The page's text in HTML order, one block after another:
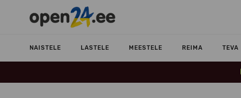
NAISTELE LASTELE MEESTELE REIMA TEVA